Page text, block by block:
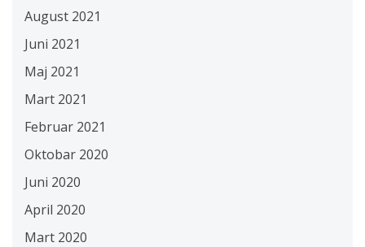
August 2021
Juni 2021
Maj 2021
Mart 2021
Februar 2021
Oktobar 2020
Juni 2020
April 2020
Mart 2020